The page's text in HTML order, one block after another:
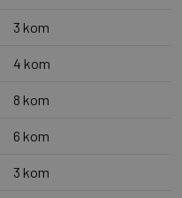
3 kom
4 kom
8 kom
6 kom
3 kom